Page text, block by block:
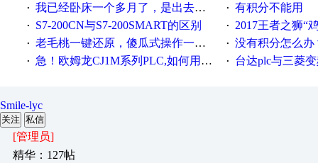
· 我已经卧床一个多月了，是出去安装机械手在高速遭遇车祸所致:大家工作都要特别注意啊 · 有积分不能用
· S7-200CN与S7-200SMART的区别 · 2017王者之狮“鸡”情签到
· 老毛桃一键还原，傻瓜式操作一键轻松备份还原；程序为向导式安装，一键即可实现自动备份或还原系统。 · 没有积分怎么办
· 急！欧姆龙CJ1M系列PLC,如何用时间控制变频器。要求时间在组态王中可以自由输入！拜托各位大神了！ · 台达plc与三菱
Smile-lyc
关注 私信
[管理员]
精华：127帖